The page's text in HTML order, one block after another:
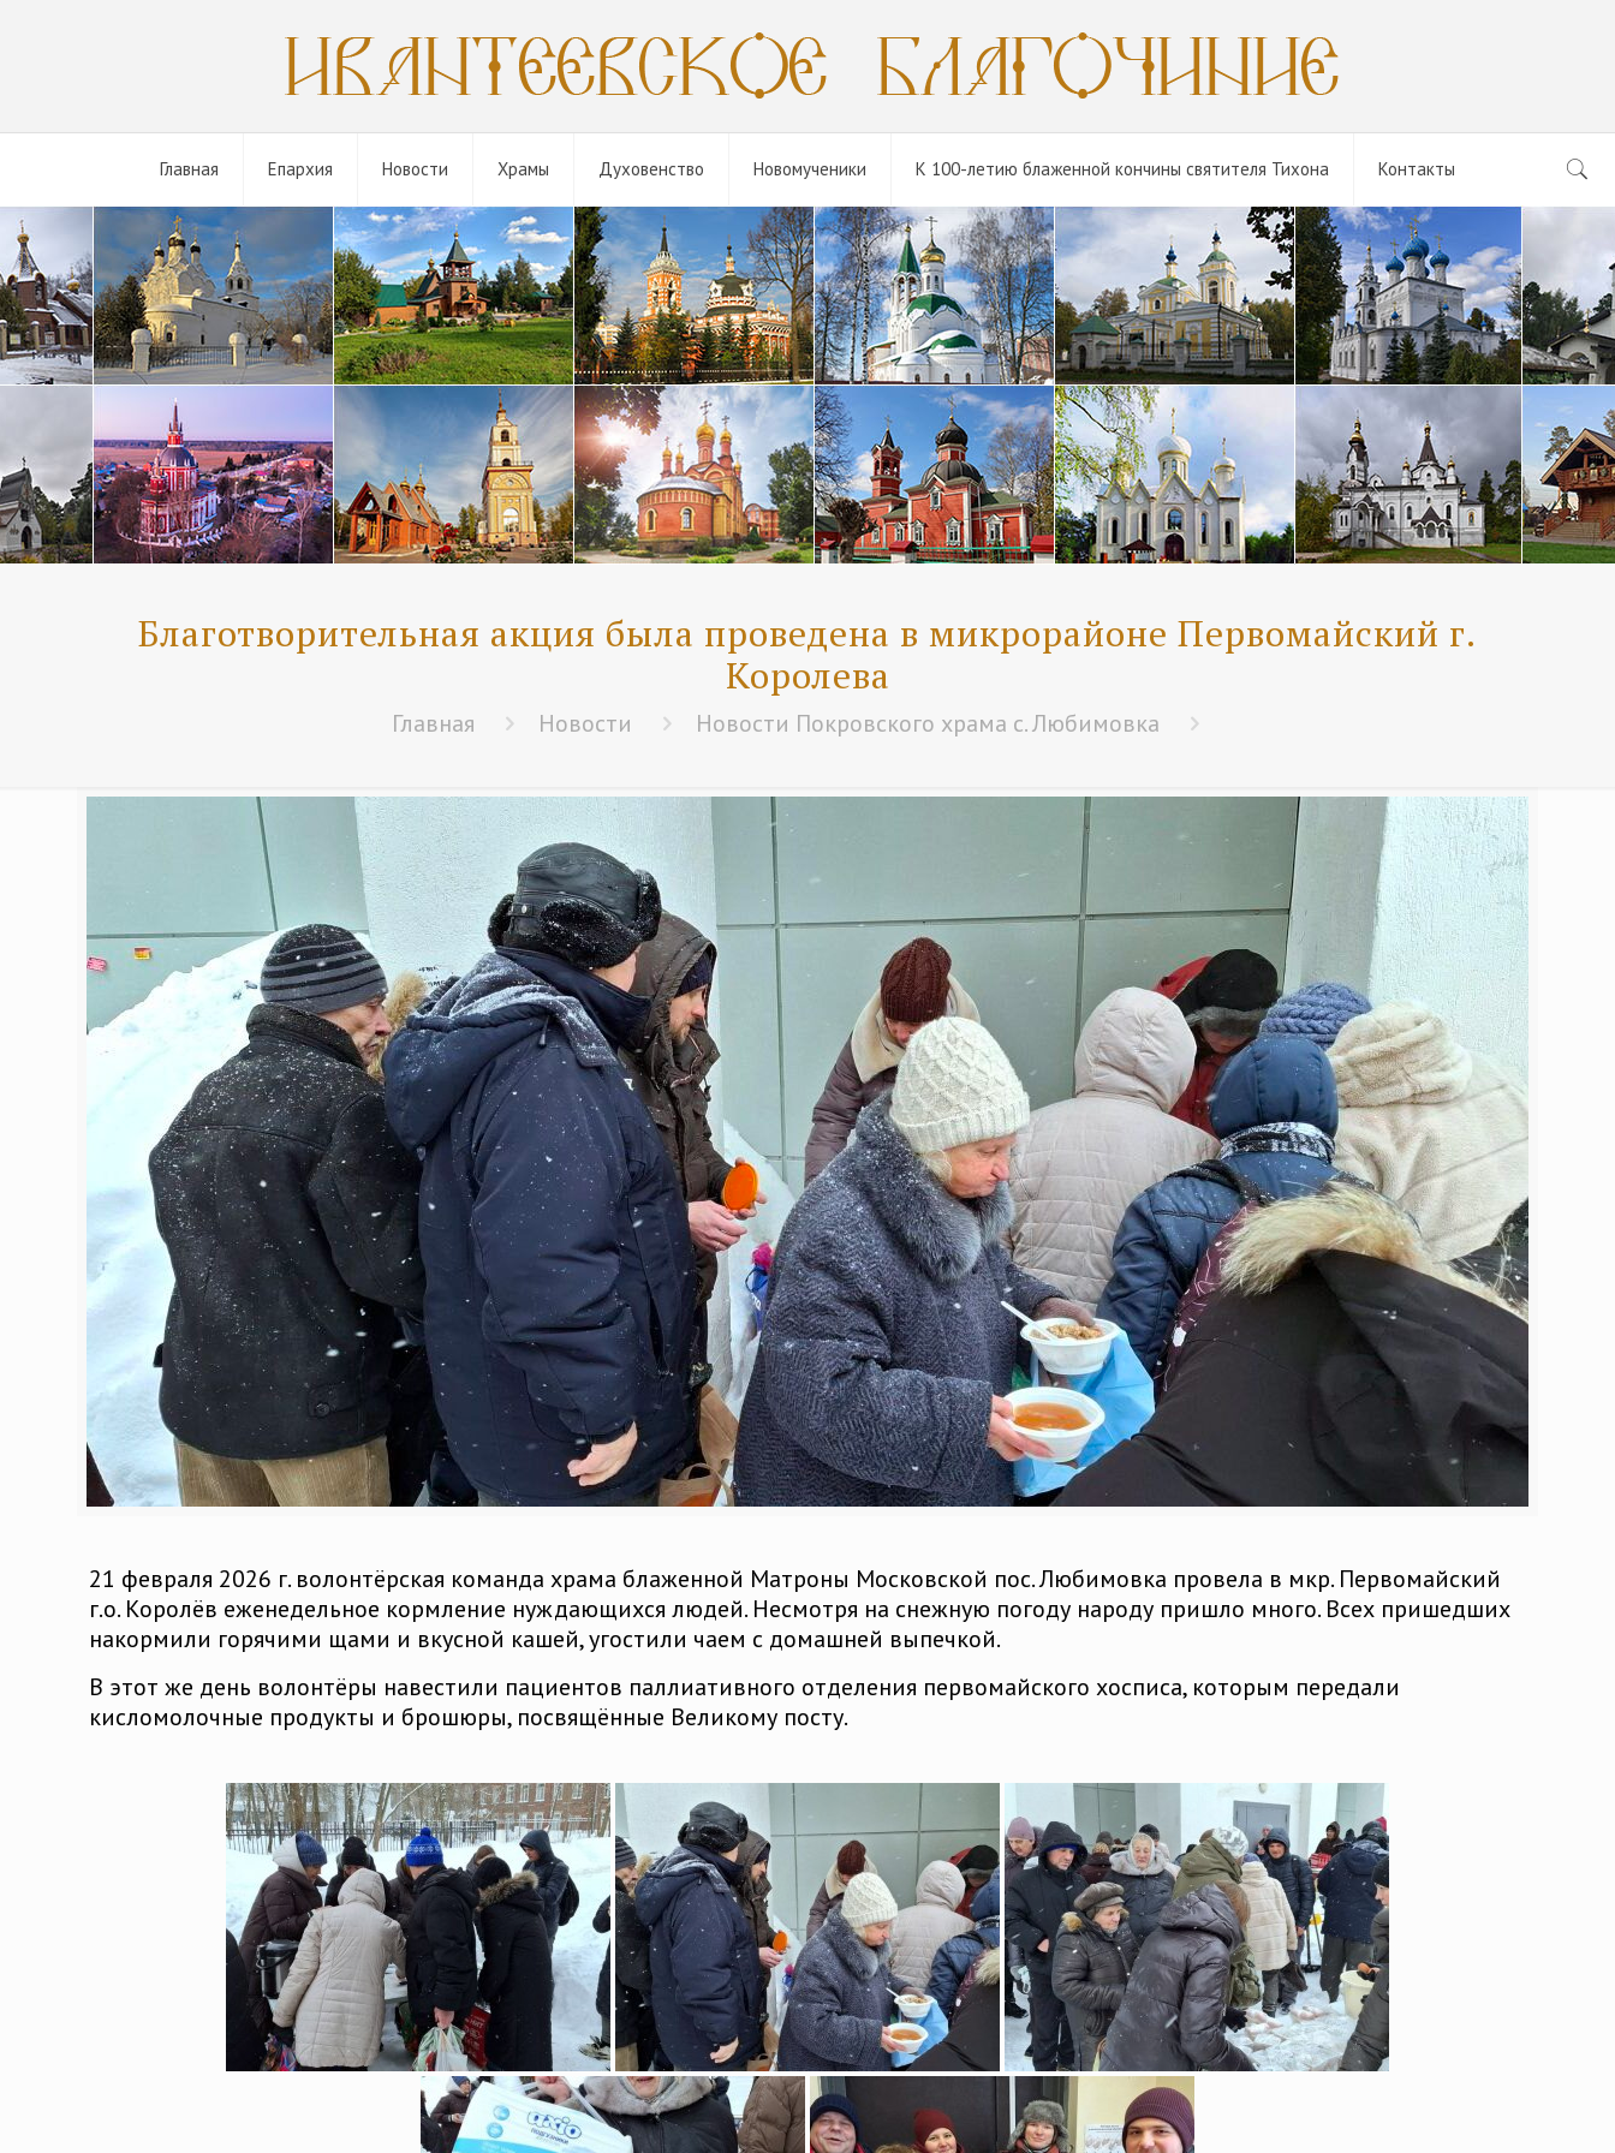
Главная Епархия Новости Храмы Духовенство Новомученики К 100-летию блаженной кончины святителя Тихона Контакты
Благотворительная акция была проведена в микрорайоне Первомайский г.
Королева
Главная Новости Новости Покровского храма с. Любимовка
21 февраля 2026 г. волонтёрская команда храма блаженной Матроны Московской пос. Любимовка провела в мкр. Первомайский
г.о. Королёв еженедельное кормление нуждающихся людей. Несмотря на снежную погоду народу пришло много. Всех пришедших
накормили горячими щами и вкусной кашей, угостили чаем с домашней выпечкой.
В этот же день волонтёры навестили пациентов паллиативного отделения первомайского хосписа, которым передали
кисломолочные продукты и брошюры, посвящённые Великому посту.